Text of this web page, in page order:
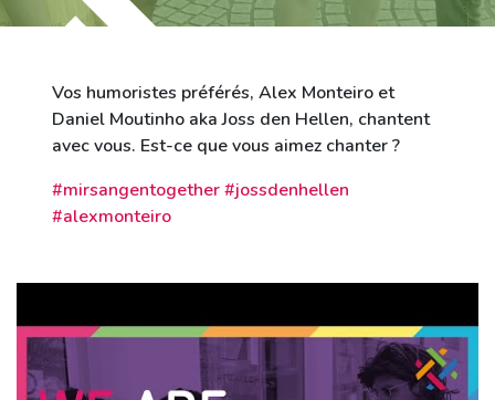
Vos humoristes préférés, Alex Monteiro et
Daniel Moutinho aka Joss den Hellen, chantent
avec vous. Est-ce que vous aimez chanter ?
#mirsangentogether #jossdenhellen
#alexmonteiro